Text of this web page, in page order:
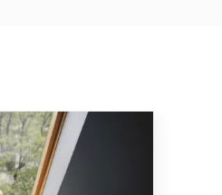
: Comment
80% de
sans